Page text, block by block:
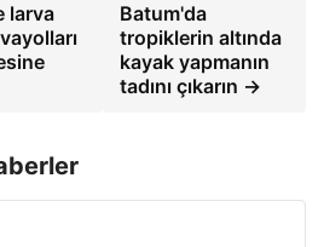
larva
Batum'da
tropiklerin altında
kayak yapmanın
tadını çıkarın →